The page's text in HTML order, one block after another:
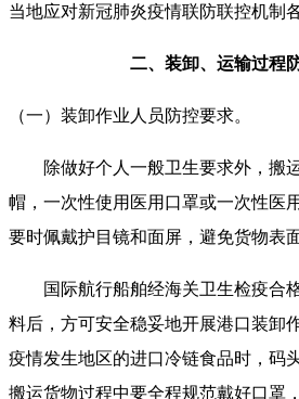
当地应对新冠肺炎疫情联防联控机制
二、装卸、运输过程
（一）装卸作业人员防控要求。
除做好个人一般卫生要求外，搬
帽，一次性使用医用口罩或一次性医
要时佩戴护目镜和面屏，避免货物表
国际航行船舶经海关卫生检疫合
料后，方可安全稳妥地开展港口装卸
疫情发生地区的进口冷链食品时，码
搬运货物过程中要全程规范戴好口罩